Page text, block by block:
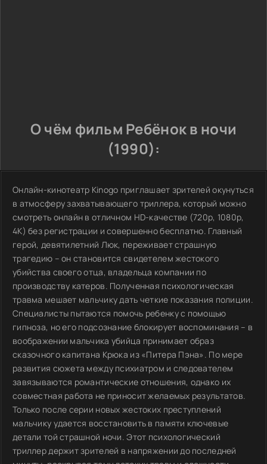
О чём фильм Ребёнок в ночи
(1990):
Онлайн-кинотеатр Kinogo приглашает зрителей окунуться
в атмосферу захватывающего триллера, который можно
смотреть онлайн в отличном HD-качестве (720p, 1080p,
4K) без регистрации и совершенно бесплатно. Главный
герой, девятилетний Люк, переживает страшную
трагедию – он становится свидетелем жестокого
убийства своего отца, владельца компании по
производству катеров. Полученная психологическая
травма мешает мальчику дать четкие показания полиции.
Специалисты пытаются помочь ребенку с помощью
гипноза, но его подсознание блокирует воспоминания – в
воображении мальчика убийца принимает образ
сказочного капитана Крюка из «Питера Пэна». По мере
развития сюжета между психиатром и следователем
завязываются романтические отношения, однако их
совместная работа не приносит желаемых результатов.
Только после серии новых жестоких преступлений
мальчику удается восстановить в памяти ключевые
детали той страшной ночи. Этот психологический
триллер держит зрителей в напряжении до последней